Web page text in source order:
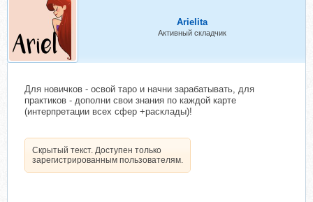
Arielita
Активный складчик
Для новичков - освой таро и начни зарабатывать, для
практиков - дополни свои знания по каждой карте
(интерпретации всех сфер +расклады)!
Скрытый текст. Доступен только
зарегистрированным пользователям.